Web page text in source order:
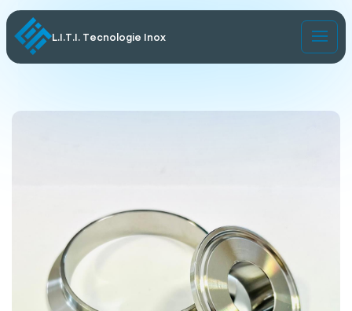
L.I.T.I. Tecnologie Inox